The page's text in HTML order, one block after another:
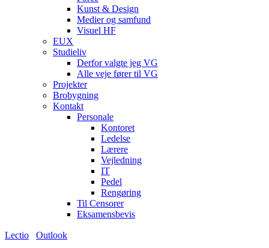
Kunst & Design
Medier og samfund
Visuel HF
EUX
Studieliv
Derfor valgte jeg VG
Alle veje fører til VG
Projekter
Brobygning
Kontakt
Personale
Kontoret
Ledelse
Lærere
Vejledning
IT
Pedel
Rengøring
Til Censorer
Eksamensbevis
Lectio Outlook